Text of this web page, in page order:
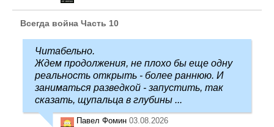
Всегда война Часть 10
Читабельно.
Ждем продолжения, не плохо бы еще одну
реальность открыть - более раннюю. И
заниматься разведкой - запустить, так
сказать, щупальца в глубины ...
Павел Фомин 03.08.2026